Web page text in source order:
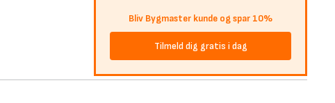
Bliv Bygmaster kunde og spar 10%
Tilmeld dig gratis i dag